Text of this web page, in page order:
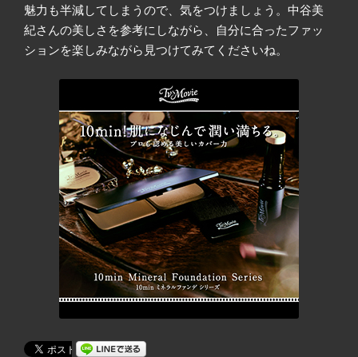
魅力も半減してしまうので、気をつけましょう。中谷美
紀さんの美しさを参考にしながら、自分に合ったファッ
ションを楽しみながら見つけてみてくださいね。